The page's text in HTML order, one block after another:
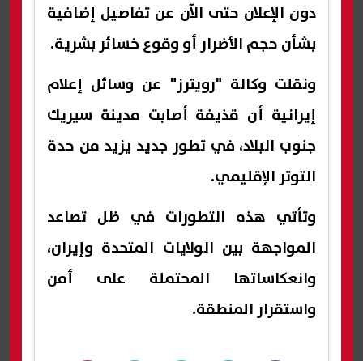
دون الإعلان حتى الآن عن تفاصيل إضافية
بشأن حجم الأضرار أو وقوع خسائر بشرية.
ونقلت وكالة "رويترز" عن وسائل إعلام
إيرانية أن قذيفة أصابت مدينة سيريك
جنوب البلاد، في تطور جديد يزيد من حدة
التوتر الإقليمي.
وتأتي هذه التطورات في ظل تصاعد
المواجهة بين الولايات المتحدة وإيران،
وانعكاساتها المحتملة على أمن
واستقرار المنطقة.